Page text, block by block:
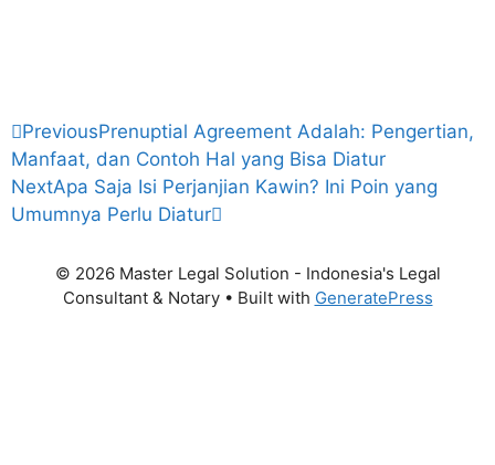
PreviousPrenuptial Agreement Adalah: Pengertian,
Manfaat, dan Contoh Hal yang Bisa Diatur
NextApa Saja Isi Perjanjian Kawin? Ini Poin yang
Umumnya Perlu Diatur
© 2026 Master Legal Solution - Indonesia's Legal
Consultant & Notary• Built with GeneratePress